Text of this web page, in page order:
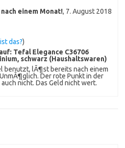
einem Monat!, 7. August 2018
das?)
Tefal Elegance C36706
schwarz (Haushaltswaren)
benutzt, lÃ¶st bereits nach einem
Der rote Punkt in der
nicht. Das Geld nicht wert.